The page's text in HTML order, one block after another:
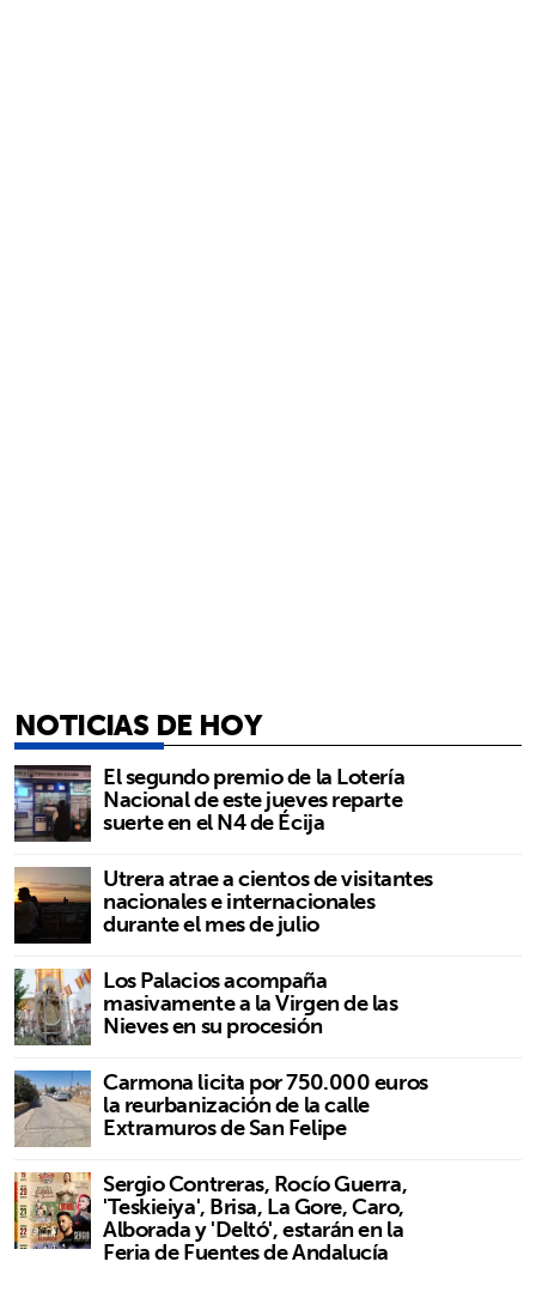
NOTICIAS DE HOY
El segundo premio de la Lotería
Nacional de este jueves reparte
suerte en el N4 de Écija
Utrera atrae a cientos de visitantes
nacionales e internacionales
durante el mes de julio
Los Palacios acompaña
masivamente a la Virgen de las
Nieves en su procesión
Carmona licita por 750.000 euros
la reurbanización de la calle
Extramuros de San Felipe
Sergio Contreras, Rocío Guerra,
'Teskieiya', Brisa, La Gore, Caro,
Alborada y 'Deltó', estarán en la
Feria de Fuentes de Andalucía